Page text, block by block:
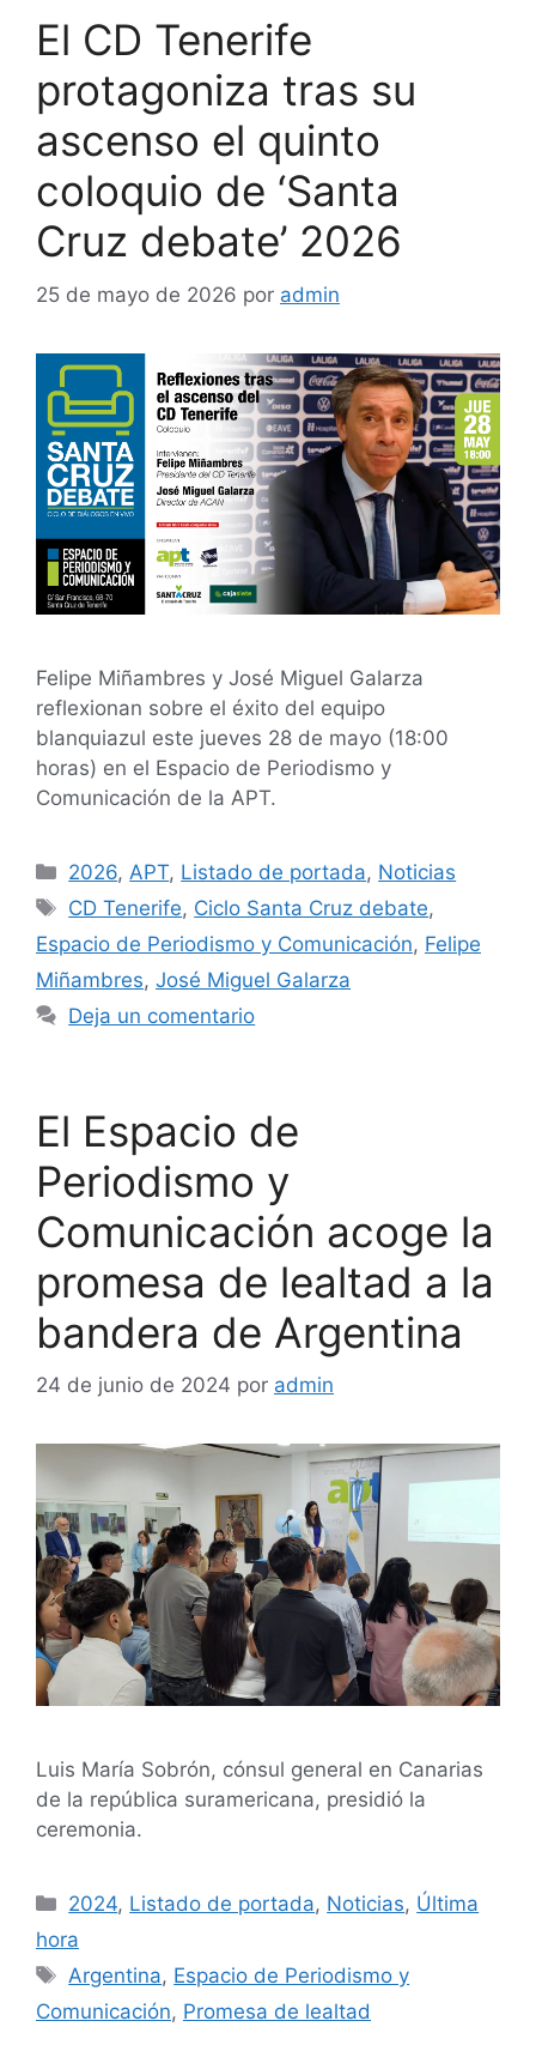
El CD Tenerife
protagoniza tras su
ascenso el quinto
coloquio de ‘Santa
Cruz debate’ 2026
25 de mayo de 2026 por admin
Felipe Miñambres y José Miguel Galarza
reflexionan sobre el éxito del equipo
blanquiazul este jueves 28 de mayo (18:00
horas) en el Espacio de Periodismo y
Comunicación de la APT.
2026, APT, Listado de portada, Noticias
CD Tenerife, Ciclo Santa Cruz debate,
Espacio de Periodismo y Comunicación, Felipe
Miñambres, José Miguel Galarza
Deja un comentario
El Espacio de
Periodismo y
Comunicación acoge la
promesa de lealtad a la
bandera de Argentina
24 de junio de 2024 por admin
Luis María Sobrón, cónsul general en Canarias
de la república suramericana, presidió la
ceremonia.
2024, Listado de portada, Noticias, Última
hora
Argentina, Espacio de Periodismo y
Comunicación, Promesa de lealtad